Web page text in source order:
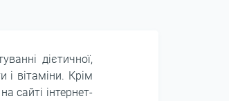
дієтичної,
і вітаміни. Крім
сайті інтернет-